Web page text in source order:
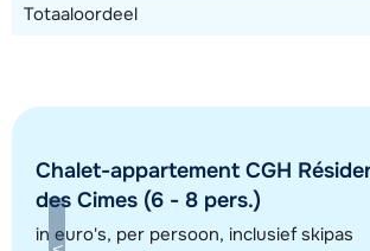
Totaaloordeel
Chalet-appartement CGH
des Cimes (6 - 8 pers.)
in euro's, per persoon, inclusief skipas